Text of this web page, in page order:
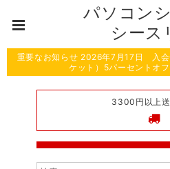
パソコン
シース
重要なお知らせ 2026年7月17日 入会
ケット）5パーセントオ
3300円以上